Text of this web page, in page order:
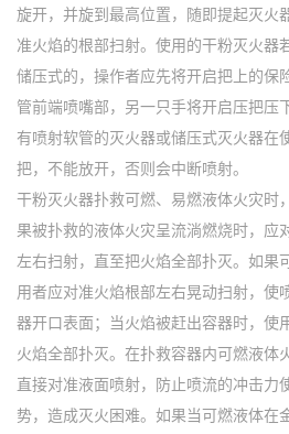
旋开，并旋到最高位置，随即提起灭火
准火焰的根部扫射。使用的干粉灭火器
储压式的，操作者应先将开启把上的保
管前端喷嘴部，另一只手将开启压把压
有喷射软管的灭火器或储压式灭火器在
把，不能放开，否则会中断喷射。
干粉灭火器扑救可燃、易燃液体火灾时
果被扑救的液体火灾呈流淌燃烧时，应
左右扫射，直至把火焰全部扑灭。如果
用者应对准火焰根部左右晃动扫射，使
器开口表面；当火焰被赶出容器时，使
火焰全部扑灭。在扑救容器内可燃液体
直接对准液面喷射，防止喷流的冲击力
势，造成灭火困难。如果当可燃液体在